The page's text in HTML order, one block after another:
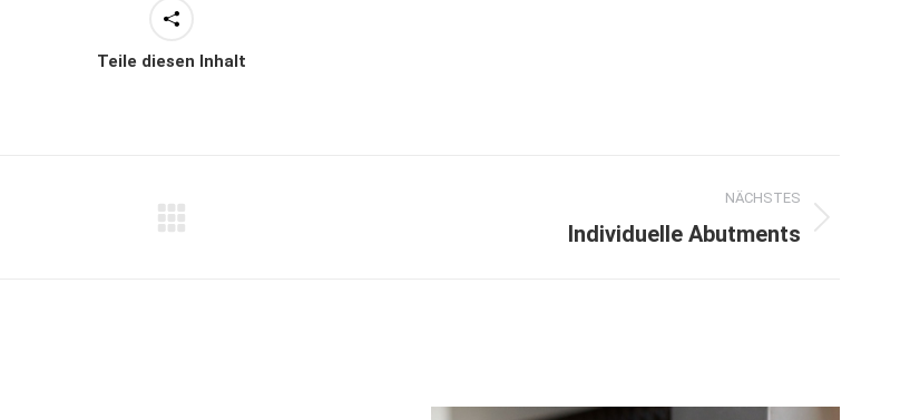
Teile diesen Inhalt
NÄCHSTES
Individuelle Abutments